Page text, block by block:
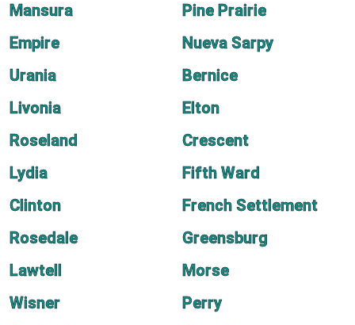
Mansura
Pine Prairie
Empire
Nueva Sarpy
Urania
Bernice
Livonia
Elton
Roseland
Crescent
Lydia
Fifth Ward
Clinton
French Settlement
Rosedale
Greensburg
Lawtell
Morse
Wisner
Perry